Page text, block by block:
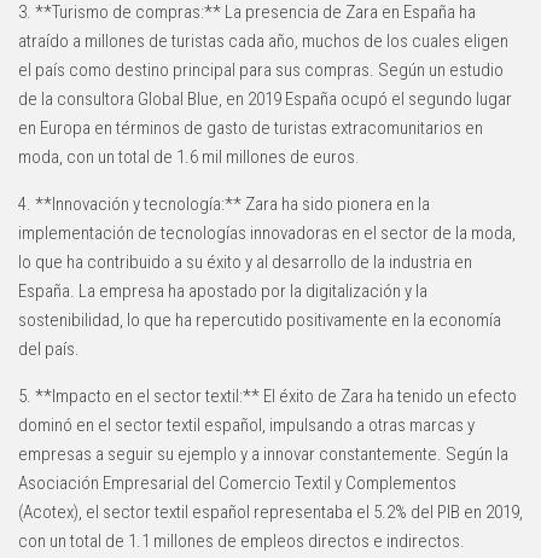
3. **Turismo de compras:** La presencia de Zara en España ha
atraído a millones de turistas cada año, muchos de los cuales eligen
el país como destino principal para sus compras. Según un estudio
de la consultora Global Blue, en 2019 España ocupó el segundo lugar
en Europa en términos de gasto de turistas extracomunitarios en
moda, con un total de 1.6 mil millones de euros.
4. **Innovación y tecnología:** Zara ha sido pionera en la
implementación de tecnologías innovadoras en el sector de la moda,
lo que ha contribuido a su éxito y al desarrollo de la industria en
España. La empresa ha apostado por la digitalización y la
sostenibilidad, lo que ha repercutido positivamente en la economía
del país.
5. **Impacto en el sector textil:** El éxito de Zara ha tenido un efecto
dominó en el sector textil español, impulsando a otras marcas y
empresas a seguir su ejemplo y a innovar constantemente. Según la
Asociación Empresarial del Comercio Textil y Complementos
(Acotex), el sector textil español representaba el 5.2% del PIB en 2019,
con un total de 1.1 millones de empleos directos e indirectos.